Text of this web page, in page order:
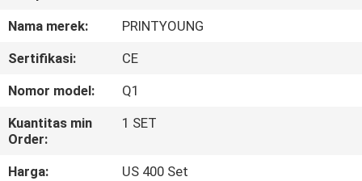
KAMI
TUR
PABRIK
Nama merek:
PRINTYOUNG
Sertifikasi:
CE
Nomor model:
Q1
Kuantitas min
Order:
1 SET
Harga:
US 400 Set